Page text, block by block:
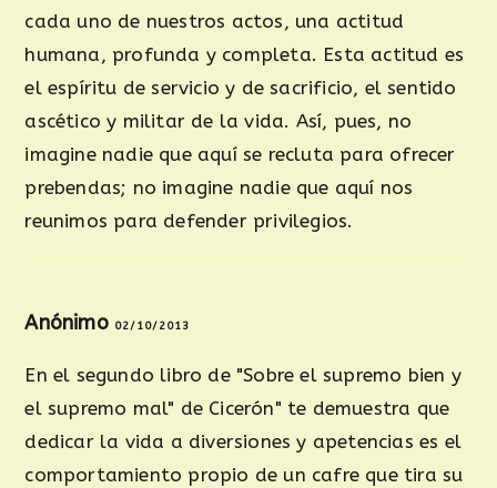
cada uno de nuestros actos, una actitud
humana, profunda y completa. Esta actitud es
el espíritu de servicio y de sacrificio, el sentido
ascético y militar de la vida. Así, pues, no
imagine nadie que aquí se recluta para ofrecer
prebendas; no imagine nadie que aquí nos
reunimos para defender privilegios.
Anónimo 02/10/2013
En el segundo libro de "Sobre el supremo bien y
el supremo mal" de Cicerón" te demuestra que
dedicar la vida a diversiones y apetencias es el
comportamiento propio de un cafre que tira su